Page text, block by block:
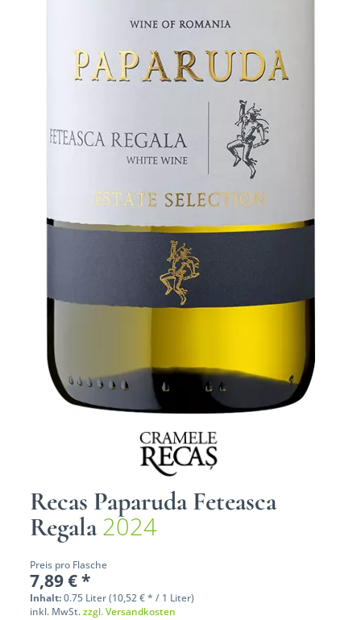
Recas Paparuda Feteasca
Regala2024
Preis pro Flasche
7,89 € *
Inhalt:0.75 Liter (10,52 € * / 1 Liter)
inkl. MwSt.zzgl. Versandkosten